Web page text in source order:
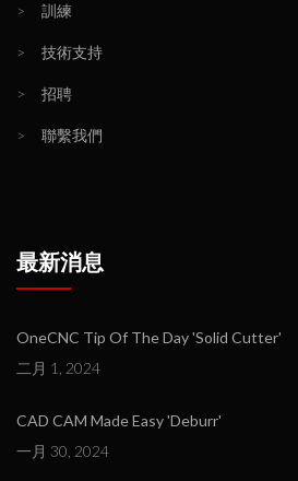
> 訓練
> 技術支持
> 招聘
> 聯繫我們
最新消息
OneCNC Tip Of The Day 'Solid Cutter'
二月 1, 2024
CAD CAM Made Easy 'Deburr'
一月 30, 2024